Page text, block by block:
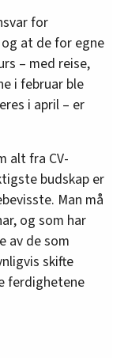
for
at de for egne
– med reise,
i februar ble
i april – er
alt fra CV-
budskap er
Man må
og som har
av de som
skifte
ferdighetene